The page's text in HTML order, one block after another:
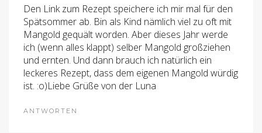
Den Link zum Rezept speichere ich mir mal für den
Spätsommer ab. Bin als Kind nämlich viel zu oft mit
Mangold gequält worden. Aber dieses Jahr werde
ich (wenn alles klappt) selber Mangold großziehen
und ernten. Und dann brauch ich natürlich ein
leckeres Rezept, dass dem eigenen Mangold würdig
ist. :o)Liebe Grüße von der Luna
ANTWORTEN